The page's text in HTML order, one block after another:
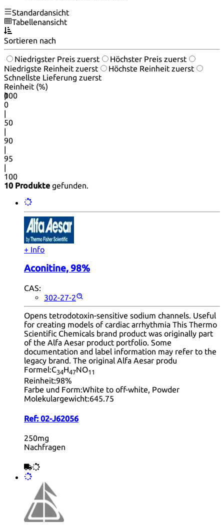
Standardansicht
Tabellenansicht
Sortieren nach
Niedrigster Preis zuerst
Höchster Preis zuerst
Niedrigste Reinheit zuerst
Höchste Reinheit zuerst
Schnellste Lieferung zuerst
Reinheit (%)
0
100
|
0
|
50
|
90
|
95
|
100
10 Produkte gefunden.
+ Info
Aconitine, 98%
CAS:
302-27-2
Opens tetrodotoxin-sensitive sodium channels. Useful
for creating models of cardiac arrhythmia This Thermo
Scientific Chemicals brand product was originally part
of the Alfa Aesar product portfolio. Some
documentation and label information may refer to the
legacy brand. The original Alfa Aesar produ
Formel:C34H47NO11
Reinheit:98%
Farbe und Form:White to off-white, Powder
Molekulargewicht:645.75
Ref: 02-J62056
250mg
Nachfragen